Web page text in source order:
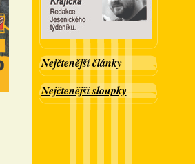
Nejčtenější články
Nejčtenější sloupky